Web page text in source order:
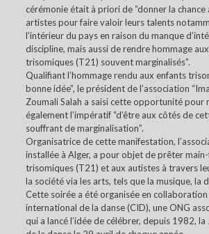
cérémonie était à priori de “donner la chance
artistes pour faire valoir leurs talents
l’intérieur du pays en raison du manque
discipline, mais aussi de rendre hommage
trisomiques (T21) souvent marginalisés”.
Qualifiant l’hommage rendu aux enfants
bonne idée”, le président de l’association
Zoumali Salah a saisi cette opportunité pour
également l’impératif “d’être aux côtés de
souffrant de marginalisation”.
Organisatrice de cette manifestation,
installée à Alger, a pour objet de prêter
trisomiques (T21) et aux autistes à travers
la société via les arts, tels que la musique, la
Cette soirée a été organisée en collaboration
international de la danse (CID), une ONG
qui a lancé l’idée de célébrer, depuis 1982,